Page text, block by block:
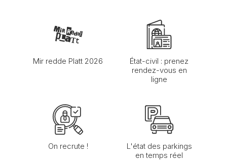
Mir redde Platt 2026
État-civil : prenez
rendez-vous en
ligne
On recrute !
L'état des parkings
en temps réel